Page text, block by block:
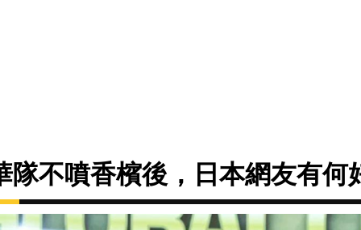
隊不噴香檳後，日本網友有何